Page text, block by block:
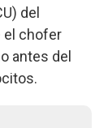
del
el chofer
antes del